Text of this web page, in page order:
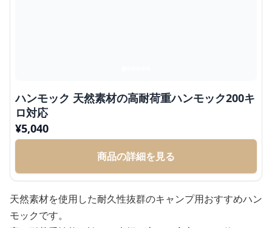
ハンモック 天然素材の高耐荷重ハンモック200キ
ロ対応
¥5,040
商品の詳細を見る
天然素材を使用した耐久性抜群のキャンプ用おすすめハン
モックです。